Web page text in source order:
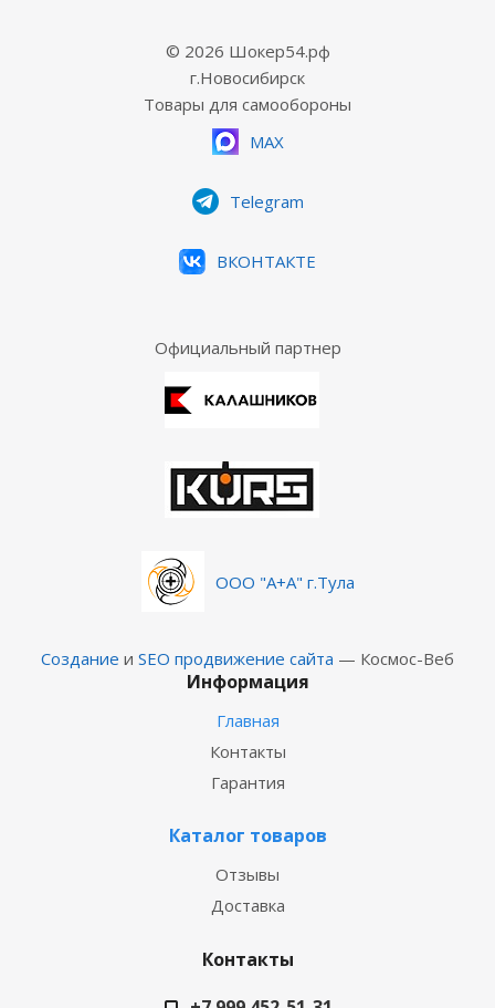
© 2026 Шокер54.рф
г.Новосибирск
Товары для самообороны
MAX
Telegram
ВКОНТАКТЕ
Официальный партнер
ООО "А+А" г.Тула
Создание и SEO продвижение сайта — Космос-Веб
Информация
Главная
Контакты
Гарантия
Каталог товаров
Отзывы
Доставка
Контакты